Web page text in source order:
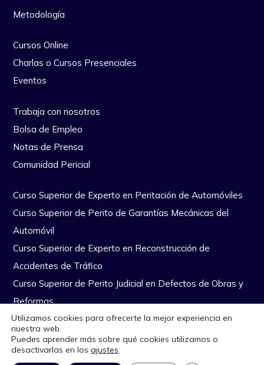
Metodología
Cursos Online
Charlas o Cursos Presenciales
Eventos
Trabaja con nosotros
Bolsa de Empleo
Notas de Prensa
Comunidad Pericial
Curso Superior de Experto en Peritación de Automóviles
Curso Superior de Perito de Garantías Mecánicas del
Automóvil
Curso Superior de Experto en Reconstrucción de
Accidentes de Tráfico
Curso Superior de Perito Judicial en Defectos de Obras y
Reformas
Copyright Escuela Nacional de Peritos © Todos los derechos
reservados|Diseño Web por Quiero Online
Utilizamos cookies para ofrecerte la mejor experiencia en
nuestra web.
Puedes aprender más sobre qué cookies utilizamos o
desactivarlas en los ajustes.